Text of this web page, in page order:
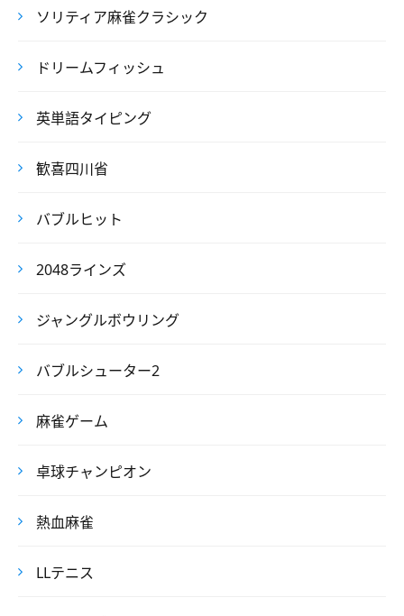
ソリティア麻雀クラシック
ドリームフィッシュ
英単語タイピング
歓喜四川省
バブルヒット
2048ラインズ
ジャングルボウリング
バブルシューター2
麻雀ゲーム
卓球チャンピオン
熱血麻雀
LLテニス